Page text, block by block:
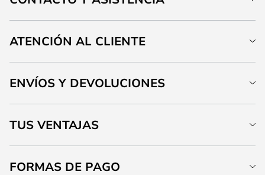
ATENCIÓN AL CLIENTE
ENVÍOS Y DEVOLUCIONES
TUS VENTAJAS
FORMAS DE PAGO